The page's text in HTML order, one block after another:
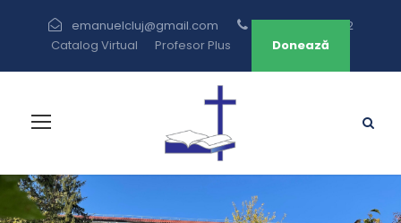
emanuelcluj@gmail.com
+40 264 433 582
Catalog Virtual
Profesor Plus Donează